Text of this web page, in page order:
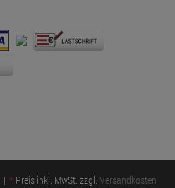
* Preis inkl. MwSt. zzgl. Versandkosten